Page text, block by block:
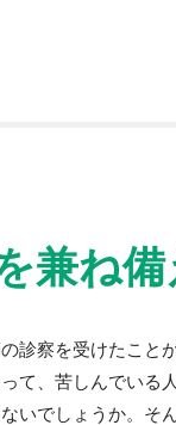
兼ね
診察を受けたこと
て、苦しんでいる
いでしょうか。そ